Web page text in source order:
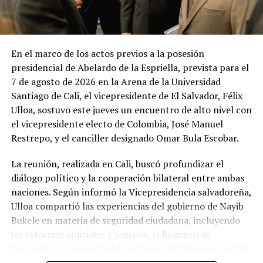
En el marco de los actos previos a la posesión
presidencial de Abelardo de la Espriella, prevista para el
7 de agosto de 2026 en la Arena de la Universidad
Santiago de Cali, el vicepresidente de El Salvador, Félix
Ulloa, sostuvo este jueves un encuentro de alto nivel con
el vicepresidente electo de Colombia, José Manuel
Restrepo, y el canciller designado Omar Bula Escobar.
La reunión, realizada en Cali, buscó profundizar el
diálogo político y la cooperación bilateral entre ambas
naciones. Según informó la Vicepresidencia salvadoreña,
Ulloa compartió las experiencias del gobierno de Nayib
Bukele en materia de seguridad ciudadana, incluyendo
las reformas judiciales y penales, el Régimen de